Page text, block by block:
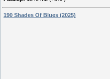
190 Shades Of Blues (2025)